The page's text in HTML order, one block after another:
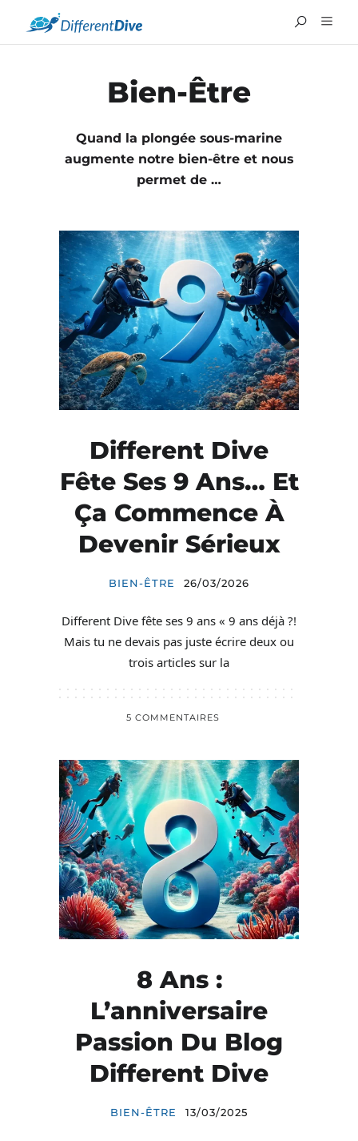
ENGLISH
Bien-Être
Quand la plongée sous-marine
augmente notre bien-être et nous
permet de …
Different Dive
Fête Ses 9 Ans… Et
Ça Commence À
Devenir Sérieux
BIEN-ÊTRE 26/03/2026
Different Dive fête ses 9 ans « 9 ans déjà ?!
Mais tu ne devais pas juste écrire deux ou
trois articles sur la
5 COMMENTAIRES
8 Ans :
L’anniversaire
Passion Du Blog
Different Dive
BIEN-ÊTRE 13/03/2025